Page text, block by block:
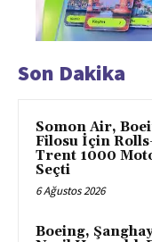
Son Dakika
Somon Air,
Filosu İçin
Trent 1000
Seçti
6 Ağustos 2026
Boeing,